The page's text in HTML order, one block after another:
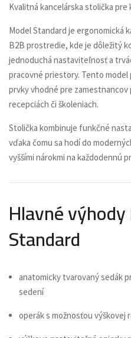
Kvalitná kancelárska stolička pre
Model Standard je ergonomická
B2B prostredie, kde je dôležitý
jednoduchá nastaviteľnosť a
pracovné priestory. Tento model
prvky vhodné pre zamestnancov
recepciách či školeniach.
Stolička kombinuje funkčné
vďaka čomu sa hodí do
vyššími nárokmi na každodennú
Hlavné
Standard
anatomicky tvarovaný sedák
sedení
operák s možnosťou výškovej